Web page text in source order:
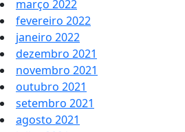
março 2022
fevereiro 2022
janeiro 2022
dezembro 2021
novembro 2021
outubro 2021
setembro 2021
agosto 2021